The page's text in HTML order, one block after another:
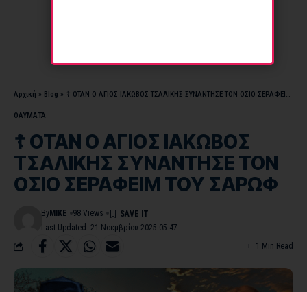
Αρχική » Blog » ☦ ΟΤΑΝ Ο ΑΓΙΟΣ ΙΑΚΩΒΟΣ ΤΣΑΛΙΚΗΣ ΣΥΝΑΝΤΗΣΕ ΤΟΝ ΟΣΙΟ ΣΕΡΑΦΕΙΜ ΤΟΥ ΣΑΡΩΦ
ΘΑΥΜΑΤΑ
☦ ΟΤΑΝ Ο ΑΓΙΟΣ ΙΑΚΩΒΟΣ
ΤΣΑΛΙΚΗΣ ΣΥΝΑΝΤΗΣΕ ΤΟΝ
ΟΣΙΟ ΣΕΡΑΦΕΙΜ ΤΟΥ ΣΑΡΩΦ
Last Updated: 21 Νοεμβρίου 2025 05:47
By MIKE 98 Views
1 Min Read